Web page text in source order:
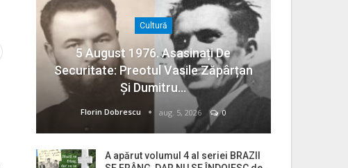
Cultură
5 August 1976. Asasinați De
Securitate: Preotul Vasile Zăpârțan
Și Dumitru…
Florin Dobrescu aug. 5, 2026 0
A apărut volumul 4 al seriei BRAZII